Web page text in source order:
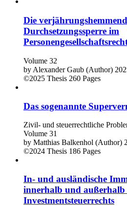
Die
Durchsetzungssperre im
Volume 32
by Alexander Gaub (Author)
©2025 Thesis 260 Pages
Das sogenannte
Zivil- und steuerrechtliche
Volume 31
by Matthias Balkenhol (Author)
©2024 Thesis 186 Pages
In- und ausländische
innerhalb und außerhalb
Investmentsteuerrechts